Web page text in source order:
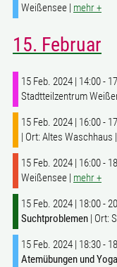
Weißensee | mehr +
15. Februar
15 Feb. 2024 | 14:00 -
Stadtteilzentrum
15 Feb. 2024 | 16:00 -
| Ort: Altes Waschhaus |
15 Feb. 2024 | 16:00 -
Weißensee | mehr +
15 Feb. 2024 | 18:00 -
Suchtproblemen | Ort:
15 Feb. 2024 | 18:30 -
Atemübungen und